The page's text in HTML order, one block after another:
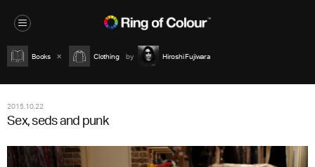
Books Clothing Hiroshi Fujiwara
2015.10.22
Sex, seds and punk